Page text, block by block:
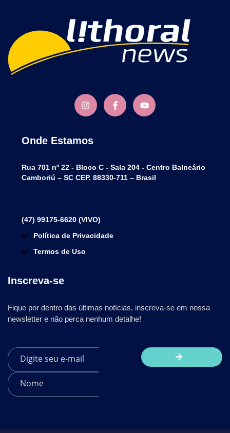
Onde Estamos
Rua 701 nº 22 - Bloco C - Sala 204 - Centro Balneário
Camboriú – SC CEP. 88330-711 – Brasil
(47) 99175-6620 (VIVO)
Política de Privacidade
Termos de Uso
Inscreva-se
Fique por dentro das últimas notícias, inscreva-se em nossa
newsletter e não perca nenhum detalhe!